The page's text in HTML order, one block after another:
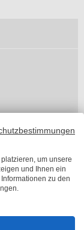
um unsere
und Ihnen ein
zu den